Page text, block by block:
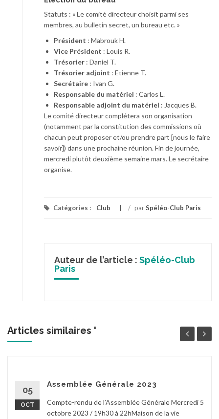
Statuts : « Le comité directeur choisit parmi ses
membres, au bulletin secret, un bureau etc. »
Président : Mabrouk H.
Vice Président : Louis R.
Trésorier : Daniel T.
Trésorier adjoint : Etienne T.
Secrétaire : Ivan G.
Responsable du matériel : Carlos L.
Responsable adjoint du matériel : Jacques B.
Le comité directeur complétera son organisation
(notamment par la constitution des commissions où
chacun peut proposer et/ou prendre part [nous le faire
savoir]) dans une prochaine réunion. Fin de journée,
mercredi plutôt deuxième semaine mars. Le secrétaire
organise.
Catégories : Club / parSpéléo-Club Paris
Auteur de l’article : Spéléo-Club
Paris
Articles similaires '
05
OCT
Assemblée Générale 2023
Compte-rendu de l’Assemblée Générale Mercredi 5
octobre 2023 / 19h30 à 22hMaison de la vie